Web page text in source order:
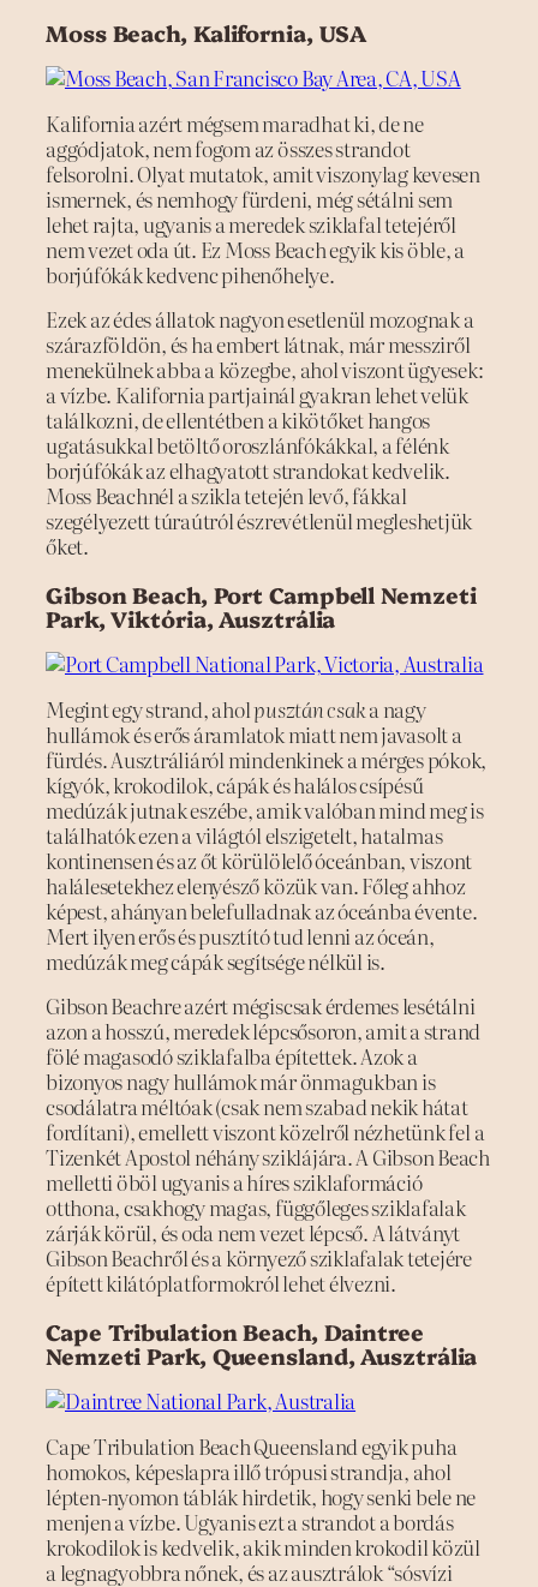
Moss Beach, Kalifornia, USA
Kalifornia azért mégsem maradhat ki, de ne
aggódjatok, nem fogom az összes strandot
felsorolni. Olyat mutatok, amit viszonylag kevesen
ismernek, és nemhogy fürdeni, még sétálni sem
lehet rajta, ugyanis a meredek sziklafal tetejéről
nem vezet oda út. Ez Moss Beach egyik kis öble, a
borjúfókák kedvenc pihenőhelye.
Ezek az édes állatok nagyon esetlenül mozognak a
szárazföldön, és ha embert látnak, már messziről
menekülnek abba a közegbe, ahol viszont ügyesek:
a vízbe. Kalifornia partjainál gyakran lehet velük
találkozni, de ellentétben a kikötőket hangos
ugatásukkal betöltő oroszlánfókákkal, a félénk
borjúfókák az elhagyatott strandokat kedvelik.
Moss Beachnél a szikla tetején levő, fákkal
szegélyezett túraútról észrevétlenül megleshetjük
őket.
Gibson Beach, Port Campbell Nemzeti
Park, Viktória, Ausztrália
Megint egy strand, aholpusztán csaka nagy
hullámok és erős áramlatok miatt nem javasolt a
fürdés. Ausztráliáról mindenkinek a mérges pókok,
kígyók, krokodilok, cápák és halálos csípésű
medúzák jutnak eszébe, amik valóban mind meg is
találhatók ezen a világtól elszigetelt, hatalmas
kontinensen és az őt körülölelő óceánban, viszont
halálesetekhez elenyésző közük van. Főleg ahhoz
képest, ahányan belefulladnak az óceánba évente.
Mert ilyen erős és pusztító tud lenni az óceán,
medúzák meg cápák segítsége nélkül is.
Gibson Beachre azért mégiscsak érdemes lesétálni
azon a hosszú, meredek lépcsősoron, amit a strand
fölé magasodó sziklafalba építettek. Azok a
bizonyos nagy hullámok már önmagukban is
csodálatra méltóak (csak nem szabad nekik hátat
fordítani), emellett viszont közelről nézhetünk fel a
Tizenkét Apostol néhány sziklájára. A Gibson Beach
melletti öböl ugyanis a híres sziklaformáció
otthona, csakhogy magas, függőleges sziklafalak
zárják körül, és oda nem vezet lépcső. A látványt
Gibson Beachről és a környező sziklafalak tetejére
épített kilátóplatformokról lehet élvezni.
Cape Tribulation Beach, Daintree
Nemzeti Park, Queensland, Ausztrália
Cape Tribulation Beach Queensland egyik puha
homokos, képeslapra illő trópusi strandja, ahol
lépten-nyomon táblák hirdetik, hogy senki bele ne
menjen a vízbe. Ugyanis ezt a strandot a bordás
krokodilok is kedvelik, akik minden krokodil közül
a legnagyobbra nőnek, és az ausztrálok “sósvízi